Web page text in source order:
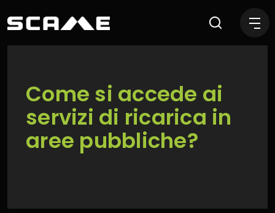
Come si accede ai
servizi di ricarica in
aree pubbliche?